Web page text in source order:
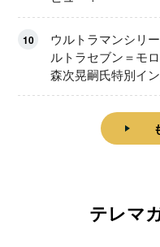
10
ウルトラマンシリ
ルトラセブン＝モ
森次晃嗣氏特別イ
テレマ